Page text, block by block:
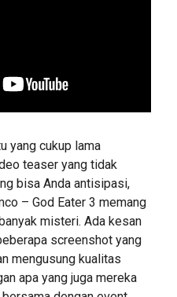
yang cukup lama
teaser yang tidak
bisa Anda antisipasi,
– God Eater 3 memang
misteri. Ada kesan
screenshot yang
mengusung kualitas
apa yang juga mereka